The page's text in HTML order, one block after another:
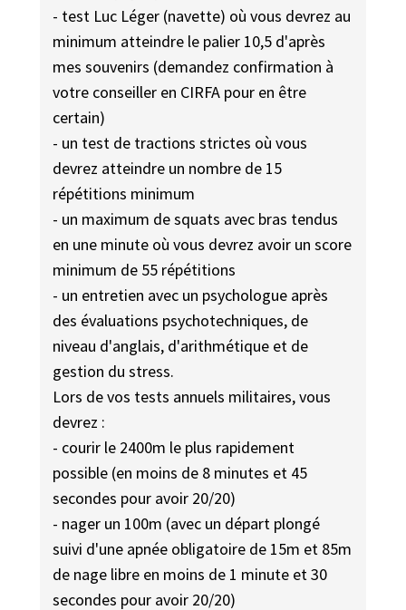
- test Luc Léger (navette) où vous devrez au
minimum atteindre le palier 10,5 d'après
mes souvenirs (demandez confirmation à
votre conseiller en CIRFA pour en être
certain)
- un test de tractions strictes où vous
devrez atteindre un nombre de 15
répétitions minimum
- un maximum de squats avec bras tendus
en une minute où vous devrez avoir un score
minimum de 55 répétitions
- un entretien avec un psychologue après
des évaluations psychotechniques, de
niveau d'anglais, d'arithmétique et de
gestion du stress.
Lors de vos tests annuels militaires, vous
devrez :
- courir le 2400m le plus rapidement
possible (en moins de 8 minutes et 45
secondes pour avoir 20/20)
- nager un 100m (avec un départ plongé
suivi d'une apnée obligatoire de 15m et 85m
de nage libre en moins de 1 minute et 30
secondes pour avoir 20/20)